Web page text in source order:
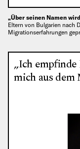
„Über seinen Namen
Eltern von Bulgarien nach
Migrationserfahrungen
„Ich
mich aus dem